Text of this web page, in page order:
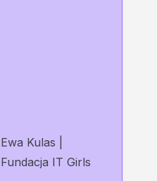
Ewa Kulas |
Fundacja IT Girls